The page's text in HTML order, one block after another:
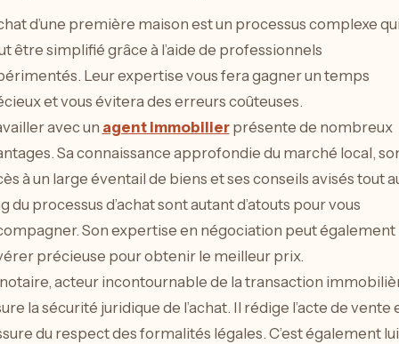
d’une première maison est un processus complexe
être simplifié grâce à l’aide de professionnels
Leur expertise vous fera gagner un temps
et vous évitera des erreurs coûteuses.
avec un agent immobilierprésente de nombreux
Sa connaissance approfondie du marché local,
à un large éventail de biens et ses conseils avisés tout
du processus d’achat sont autant d’atouts pour vous
Son expertise en négociation peut également
précieuse pour obtenir le meilleur prix.
acteur incontournable de la transaction
la sécurité juridique de l’achat. Il rédige l’acte de vente
du respect des formalités légales. C’est également lui